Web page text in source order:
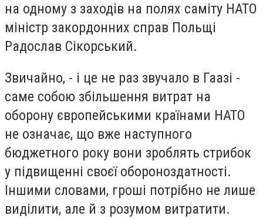
на одному з заходів на полях саміту НАТО
міністр закордонних справ Польщі
Радослав Сікорський.
Звичайно, - і це не раз звучало в Гаазі -
саме собою збільшення витрат на
оборону європейськими країнами НАТО
не означає, що вже наступного
бюджетного року вони зроблять стрибок
у підвищенні своєї обороноздатності.
Іншими словами, гроші потрібно не лише
виділити, але й з розумом витратити.